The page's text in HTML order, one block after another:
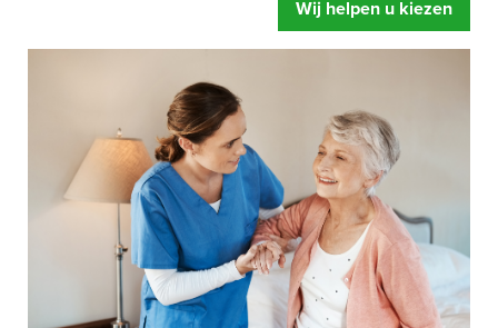
zorgbed u oplevert. Meer ontspanning, u voelt zich fitter
en een betere begeleiding.
Mensen hebben snel de neiging om te zeggen dat hun
bed wel prima is.
Of dat de instelling al over eigen
zorgbedden beschikt. Gelukkig maar zeggen wij dan,
maar legt u zich er niet te snel bij neer als uw situatie net
even anders is. Een speciaal zorgbed gaat namelijk veel
verder dan een standaard bed. Het bed is zo ingesteld dat
het kan draaien, kantelen en rechtop kan staan.
Afgestemd op de behoefte van het moment, zodat het de
zorghandelingen makkelijker en prettiger maakt. Dus start
Wij helpen u kiezen